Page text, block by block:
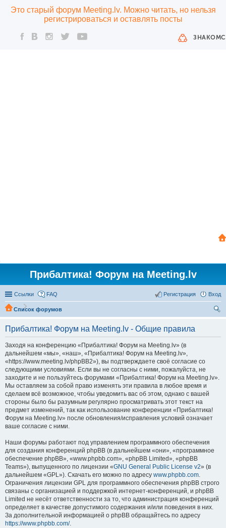
Это старый форум Meeting.lv. Можно читать, но нельзя
регистрироваться и оставлять посты
Прибалтика! Форум на Meeting.lv
Ссылки FAQ Вход
Регистрация
Список форумов
Прибалтика! Форум на Meeting.lv - Общие правила
Заходя на конференцию «Прибалтика! Форум на Meeting.lv» (в
дальнейшем «мы», «наш», «Прибалтика! Форум на Meeting.lv»,
«https://www.meeting.lv/phpBB2»), вы подтверждаете своё согласие со
следующими условиями. Если вы не согласны с ними, пожалуйста, не
заходите и не пользуйтесь форумами «Прибалтика! Форум на Meeting.lv».
Мы оставляем за собой право изменять эти правила в любое время и
сделаем всё возможное, чтобы уведомить вас об этом, однако с вашей
стороны было бы разумным регулярно просматривать этот текст на
предмет изменений, так как использование конференции «Прибалтика!
Форум на Meeting.lv» после обновления/исправления условий означает
ваше согласие с ними.
Наши форумы работают под управлением программного обеспечения
для создания конференций phpBB (в дальнейшем «они», «программное
обеспечение phpBB», «www.phpbb.com», «phpBB Limited», «phpBB
Teams»), выпущенного по лицензии «GNU General Public License v2» (в
дальнейшем «GPL»). Скачать его можно по адресу www.phpbb.com.
Ограничения лицензии GPL для программного обеспечения phpBB строго
связаны с организацией и поддержкой интернет-конференций, и phpBB
Limited не несёт ответственности за то, что администрация конференций
определяет в качестве допустимого содержания и/или поведения в них.
За дополнительной информацией о phpBB обращайтесь по адресу
https://www.phpbb.com/.